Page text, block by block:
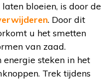
bloeien, is door de
. Door dit
u het smetten
van zaad.
steken in het
Trek tijdens